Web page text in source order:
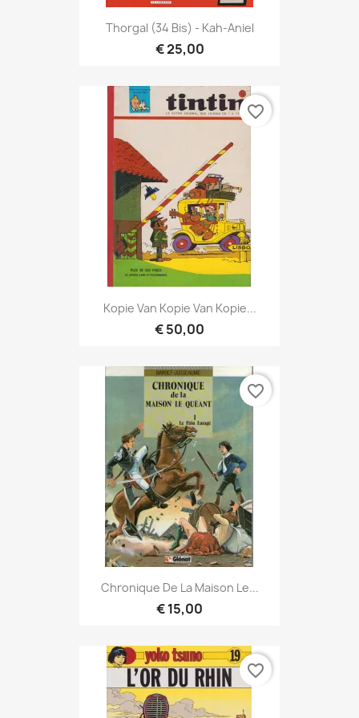
Thorgal (34 Bis) - Kah-Aniel
€ 25,00
Kopie Van Kopie Van Kopie...
€ 50,00
favorite_border
Chronique De La Maison Le...
€ 15,00
favorite_border
favorite_border